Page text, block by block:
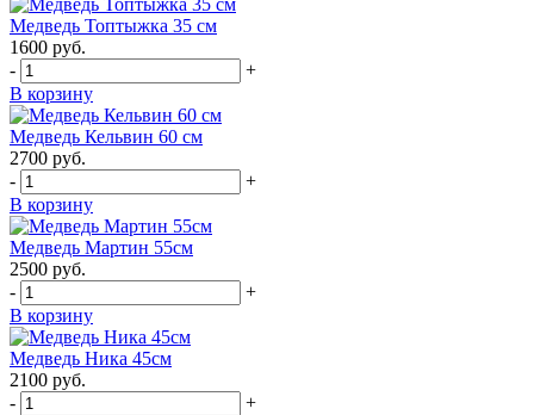
Медведь Топтыжка 35 см
1600 руб.
-
+
В корзину
Медведь Кельвин 60 см
2700 руб.
-
+
В корзину
Медведь Мартин 55см
2500 руб.
-
+
В корзину
Медведь Ника 45см
2100 руб.
-
+